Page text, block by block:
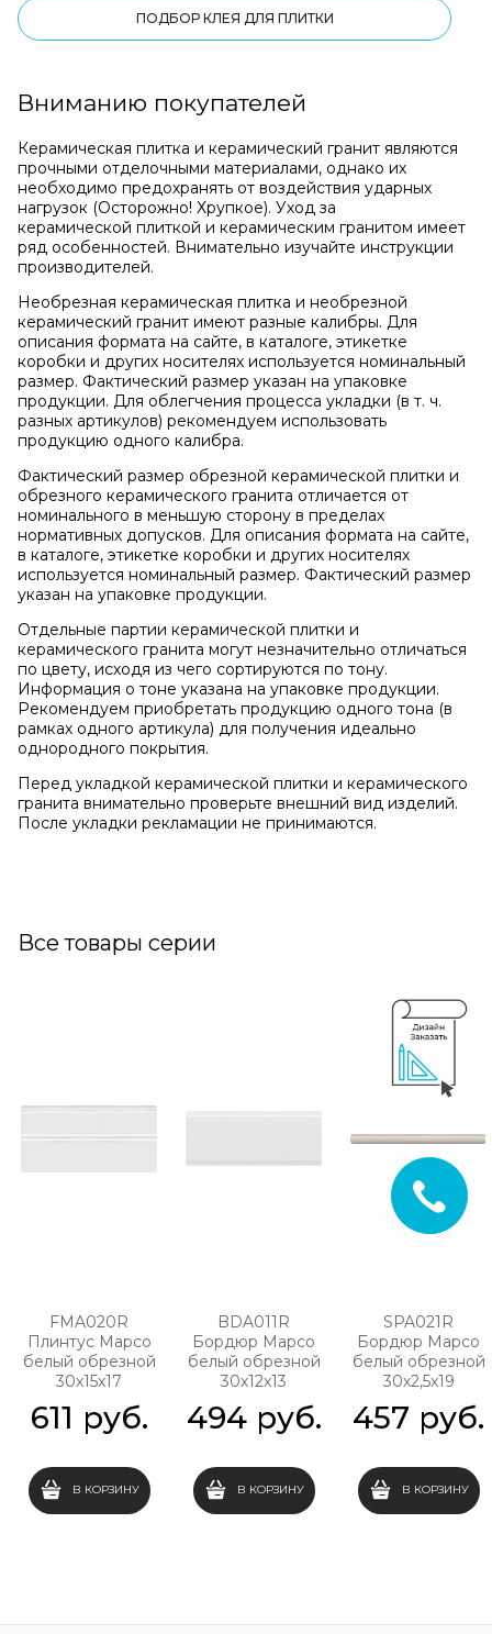
ПОДБОР КЛЕЯ ДЛЯ ПЛИТКИ
Вниманию покупателей
Керамическая плитка и керамический гранит являются
прочными отделочными материалами, однако их
необходимо предохранять от воздействия ударных
нагрузок (Осторожно! Хрупкое). Уход за
керамической плиткой и керамическим гранитом имеет
ряд особенностей. Внимательно изучайте инструкции
производителей.
Необрезная керамическая плитка и необрезной
керамический гранит имеют разные калибры. Для
описания формата на сайте, в каталоге, этикетке
коробки и других носителях используется номинальный
размер. Фактический размер указан на упаковке
продукции. Для облегчения процесса укладки (в т. ч.
разных артикулов) рекомендуем использовать
продукцию одного калибра.
Фактический размер обрезной керамической плитки и
обрезного керамического гранита отличается от
номинального в меньшую сторону в пределах
нормативных допусков. Для описания формата на сайте,
в каталоге, этикетке коробки и других носителях
используется номинальный размер. Фактический размер
указан на упаковке продукции.
Отдельные партии керамической плитки и
керамического гранита могут незначительно отличаться
по цвету, исходя из чего сортируются по тону.
Информация о тоне указана на упаковке продукции.
Рекомендуем приобретать продукцию одного тона (в
рамках одного артикула) для получения идеально
однородного покрытия.
Перед укладкой керамической плитки и керамического
гранита внимательно проверьте внешний вид изделий.
После укладки рекламации не принимаются.
Все товары серии
FMA020R
Плинтус Марсо
белый обрезной
30х15х17
611 руб.
В КОРЗИНУ
BDA011R
Бордюр Марсо
белый обрезной
30х12х13
494 руб.
В КОРЗИНУ
SPA021R
Бордюр Марсо
белый обрезной
30х2,5х19
457 руб.
В КОРЗИНУ